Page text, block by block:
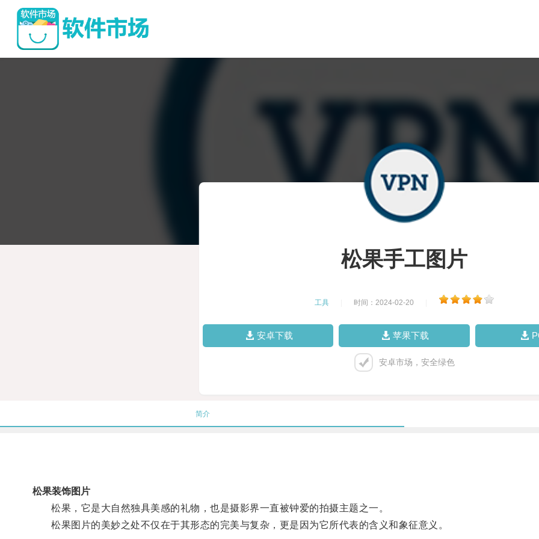
松果手工图片
工具 时间：2024-02-20
安卓下载 苹果下载
安卓市场，安全绿色
简介
松果装饰图片
松果，它是大自然独具美感的礼物，也是摄影界一直被钟爱的拍摄主题之一。
松果图片的美妙之处不仅在于其形态的完美与复杂，更是因为它所代表的含义和象征意义。